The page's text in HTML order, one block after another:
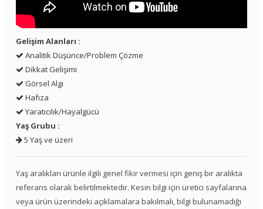
Gelişim Alanları :
Analitik Düşünce/Problem Çözme
Dikkat Gelişimi
Görsel Algı
Hafıza
Yaratıcılık/Hayalgücü
Yaş Grubu :
5 Yaş ve üzeri
Yaş aralıkları ürünle ilgili genel fikir vermesi için geniş bir aralıkta
referans olarak belirtilmektedir. Kesin bilgi için üretici sayfalarına
veya ürün üzerindeki açıklamalara bakılmalı, bilgi bulunamadığı